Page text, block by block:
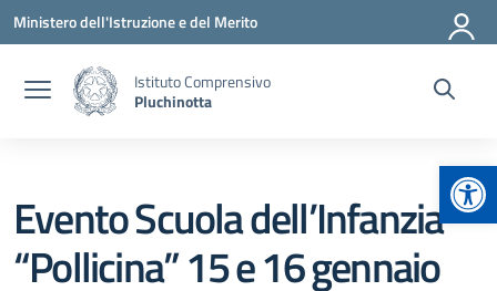
Vai ai contenuti
Vai al menu di navigazione
Vai al footer
Ministero dell'Istruzione e del Merito
Istituto Comprensivo
Pluchinotta
Evento Scuola dell’Infanzia
“Pollicina” 15 e 16 gennaio